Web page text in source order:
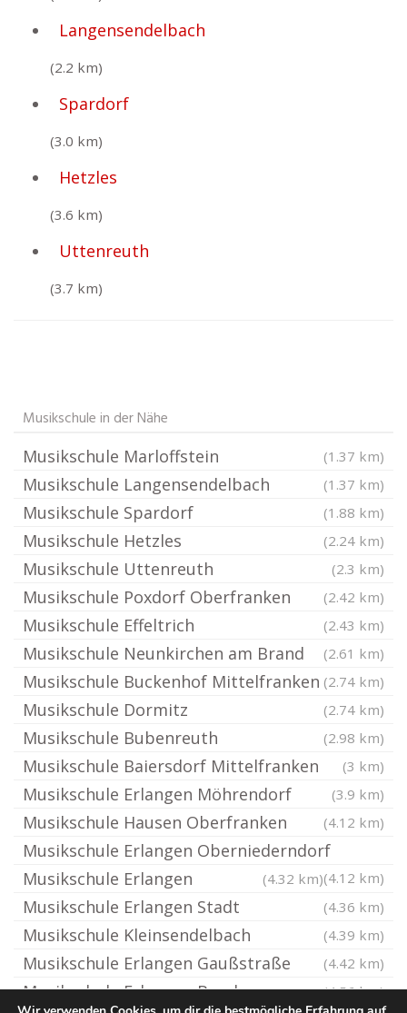
Langensendelbach
(2.2 km)
Spardorf
(3.0 km)
Hetzles
(3.6 km)
Uttenreuth
(3.7 km)
Musikschule in der Nähe
Musikschule Marloffstein (1.37 km)
Musikschule Langensendelbach (1.37 km)
Musikschule Spardorf (1.88 km)
Musikschule Hetzles (2.24 km)
Musikschule Uttenreuth (2.3 km)
Musikschule Poxdorf Oberfranken (2.42 km)
Musikschule Effeltrich (2.43 km)
Musikschule Neunkirchen am Brand (2.61 km)
Musikschule Buckenhof Mittelfranken (2.74 km)
Musikschule Dormitz (2.74 km)
Musikschule Bubenreuth (2.98 km)
Musikschule Baiersdorf Mittelfranken (3 km)
Musikschule Erlangen Möhrendorf (3.9 km)
Musikschule Hausen Oberfranken (4.12 km)
Musikschule Erlangen Oberniederndorf
(4.12 km)
Musikschule Erlangen (4.32 km)
Musikschule Erlangen Stadt (4.36 km)
Musikschule Kleinsendelbach (4.39 km)
Musikschule Erlangen Gaußstraße (4.42 km)
Musikschule Erlangen Bruck (4.56 km)